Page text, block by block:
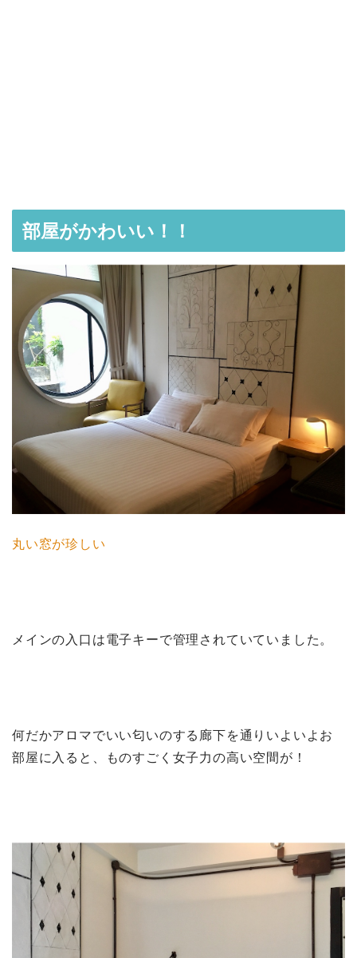
部屋がかわいい！！
丸い窓が珍しい
メインの入口は電子キーで管理されていていました。
何だかアロマでいい匂いのする廊下を通りいよいよお
部屋に入ると、ものすごく女子力の高い空間が！